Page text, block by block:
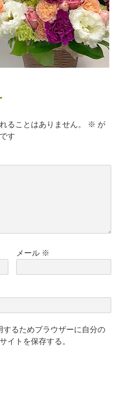
ることはありません。 ※ が
す
メール ※
するためブラウザーに自分の
イトを保存する。